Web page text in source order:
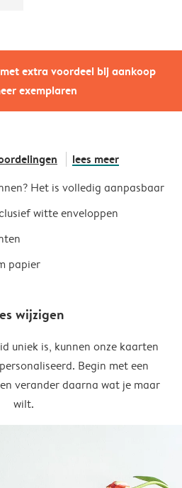
extra voordeel bij aankoop
exemplaren
lees meer
Het is volledig aanpasbaar
witte enveloppen
papier
wijzigen
uniek is, kunnen onze kaarten
Begin met een
verander daarna wat je maar
wilt.